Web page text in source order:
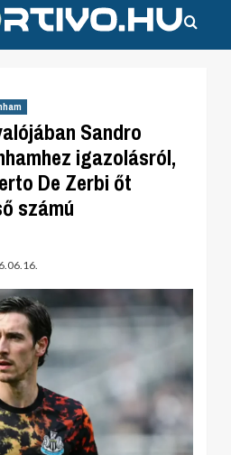
Sandro
igazolásról,
De Zerbi őt
számú